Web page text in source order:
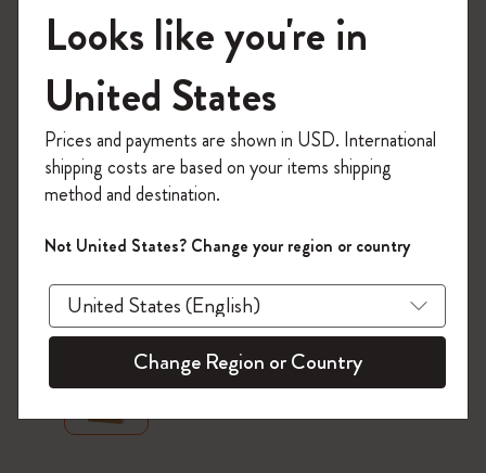
zoom.cta
モレスキンの世界へようこそ
「WELCOME10」を入力すると、初回注
文が10%オフ＋送料無料になります。セ
ール・アウトレット品は適用外。
Moleskineアカウントを作成して限定オフ
ァーや会員特典、さらに多くのインスピ
レーションを手に入れましょう。
今すぐ会員登録 !
Looks like you're in
United States
Prices and payments are shown in USD. International
shipping costs are based on your items shipping
method and destination.
Not United States? Change your region or country
Change Region or Country